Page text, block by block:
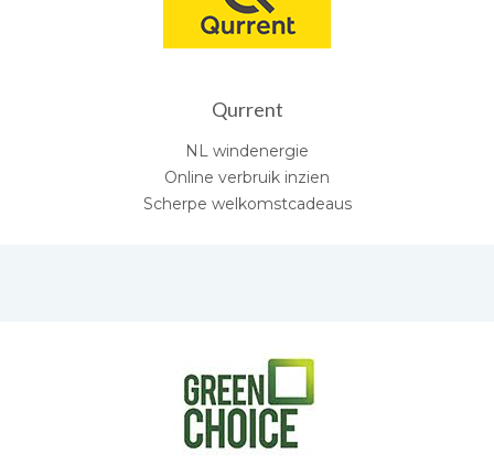
Qurrent
NL windenergie
Online verbruik inzien
Scherpe welkomstcadeaus